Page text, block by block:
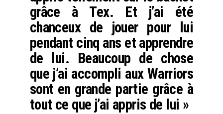
grâce à Tex. Et j’ai été
chanceux de jouer pour lui
pendant cinq ans et apprendre
de lui. Beaucoup de chose
que j’ai accompli aux Warriors
sont en grande partie grâce à
tout ce que j’ai appris de lui »